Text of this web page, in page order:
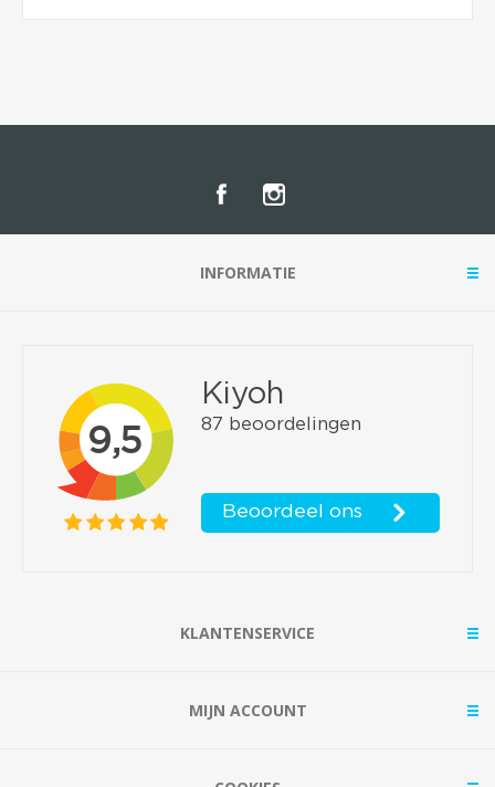
INFORMATIE
KLANTENSERVICE
MIJN ACCOUNT